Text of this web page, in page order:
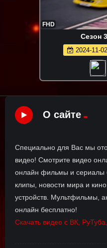
FHD
Сезон
2024-11-
О сайте
Специально для Вас мы
видео! Смотрите видео
онлайн фильмы и сериалы
клипы, новости мира и
устройств. Мультфильмы,
онлайн бесплатно!
Скачать видео с ВК,